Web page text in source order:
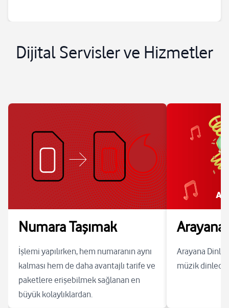
Dijital Servisler ve Hizmetler
Numara Taşımak
İşlemi yapılırken, hem numaranın aynı
kalması hem de daha avantajlı tarife ve
paketlere erişebilmek sağlanan en
büyük kolaylıklardan.
Arayana
müzik